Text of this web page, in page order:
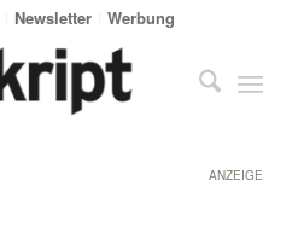
Newsletter Werbung
ANZEIGE